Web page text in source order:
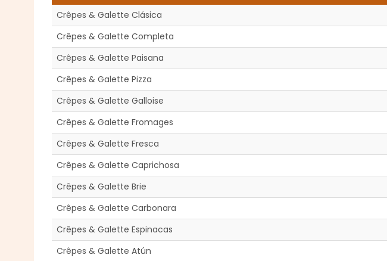
Crêpes & Galette Clásica
Crêpes & Galette Completa
Crêpes & Galette Paisana
Crêpes & Galette Pizza
Crêpes & Galette Galloise
Crêpes & Galette Fromages
Crêpes & Galette Fresca
Crêpes & Galette Caprichosa
Crêpes & Galette Brie
Crêpes & Galette Carbonara
Crêpes & Galette Espinacas
Crêpes & Galette Atún